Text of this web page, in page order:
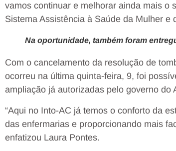
vamos continuar e melhorar ainda mais o
Sistema Assistência à Saúde da Mulher e
Na oportunidade, também foram
Com o cancelamento da resolução de
ocorreu na última quinta-feira, 9, foi
ampliação já autorizadas pelo governo do
“Aqui no Into-AC já temos o conforto da
das enfermarias e proporcionando mais
enfatizou Laura Pontes.